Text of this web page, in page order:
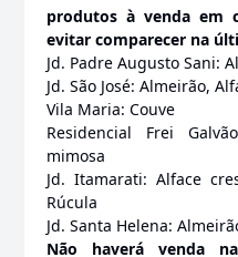
produtos à venda em
evitar comparecer na
Jd. Padre Augusto Sani:
Jd. São José: Almeirão,
Vila Maria: Couve
Residencial Frei
mimosa
Jd. Itamarati: Alface
Rúcula
Jd. Santa Helena:
Não haverá venda